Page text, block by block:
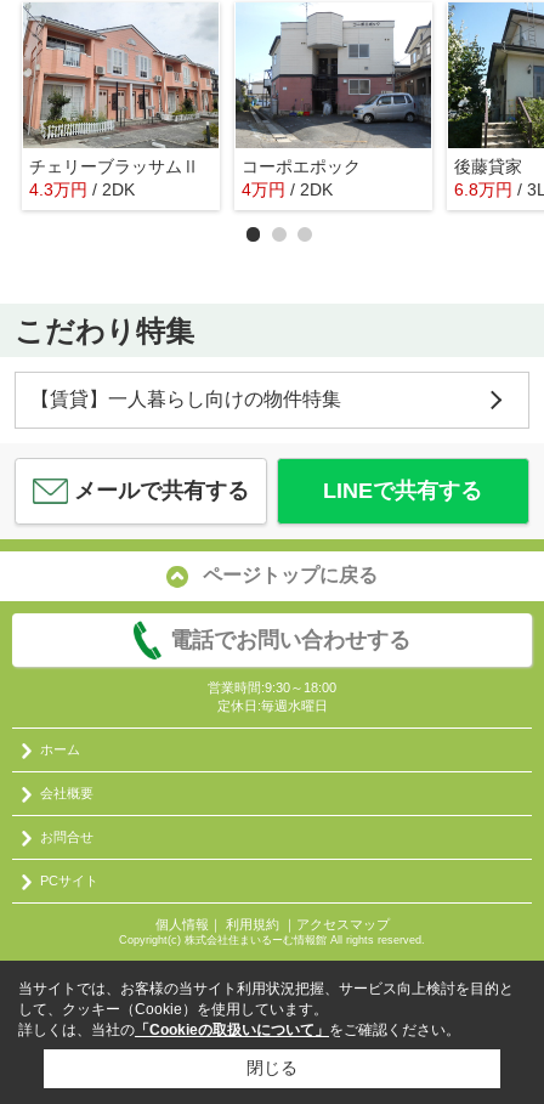
チェリーブラッサムⅡ
4.3万円 / 2DK
コーポエポック
4万円 / 2DK
後藤貸家
6.8万円 /
こだわり特集
【賃貸】一人暮らし向けの物件特集
メールで共有する LINEで共有する
ページトップに戻る
電話でお問い合わせする
営業時間:9:30～18:00
定休日:毎週水曜日
ホーム
会社概要
お問合せ
PCサイト
個人情報 ｜ 利用規約｜ アクセスマップ
Copyright(c) 株式会社住まいるーむ情報館 All rights reserved.
当サイトでは、お客様の当サイト利用状況把握、サービス向上検討を目的と
して、クッキー（Cookie）を使用しています。
詳しくは、当社の 「Cookieの取扱いについて」 をご確認ください。
閉じる